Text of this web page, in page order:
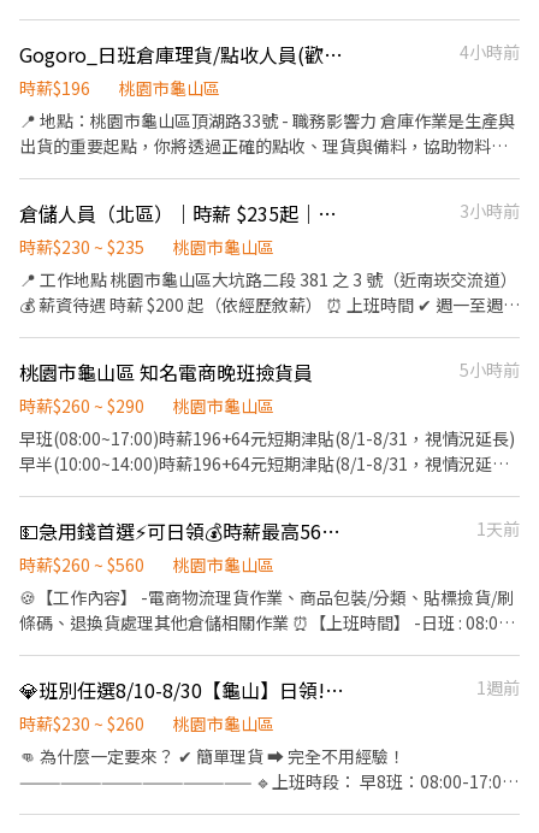
Gogoro_日班倉庫理貨/點收人員(歡迎暑期實習，提前體驗職場工作)
4小時前
時薪$196
桃園市龜山區
📍 地點：桃園市龜山區頂湖路33號 - 職務影響力 倉庫作業是生產與
出貨的重要起點，你將透過正確的點收、理貨與備料，協助物料準
運：使用手動或電動板車搬運物料，放置至指定儲位。 3. 備料與出
貨：依生產需求執行備料、發料，以及成品、半成品的包裝、出貨
與裝櫃作業。 4. 包材與庫存管理：整理包材、歸還空料架與空箱，
並配合年度盤點。 (以上工作內容將依實際作業需求分派，並視情況
(09:00-18:00) 2. 每月依出勤狀況發放獎金。 3. 每月獎金將併入計算
加班費。 - 資格條件 1. 歡迎具有學習熱忱、基礎算數能力，富有責
業，並依工作需求來回走動且負重(約15公斤)。 3. 若有需求可配合
公司安排平日或週六的加班。 - 薪資：30000/月，獎金另算 - 如有
興趣參加面試，歡迎來電聯絡 HR - Evelyn 電話：0967-196-726
倉儲人員（北區）｜時薪 $235起｜彈性排班 4 小時起
3小時前
時薪$230 ~ $235
桃園市龜山區
📍 工作地點 桃園市龜山區大坑路二段 381 之 3 號（近南崁交流道）
💰 薪資待遇 時薪 $200 起（依經歷敘薪） ⏰ 上班時間 ✔ 週一至週五
件） ✔ 撿貨、包裝、出貨 ✔ 協助調撥與退貨檢驗 🎁 福利 ✔ 勞健保
完整、勞退 6% 提撥 ✔ 排班滿 6 小時提供午餐 🍱 ✔ 試用期通過
後，依表現調整時薪 ✔ 試用期通過後，享三節獎金 👉 無經驗可，
願意學習即可！ 📩 歡迎私訊／投遞履歷
桃園市龜山區 知名電商晚班撿貨員
5小時前
時薪$260 ~ $290
桃園市龜山區
早班(08:00~17:00)時薪196+64元短期津貼(8/1-8/31，視情況延長)
早半(10:00~14:00)時薪196+64元短期津貼(8/1-8/31，視情況延長)
短期津貼(8/1-8/31，視情況延長) - 電商理貨小幫手，簡單貼標籤裝
箱分類，撿貨、上架、包裝、進出貨 上下班時間固定免加班、4H /
8H 班別任選 免經驗，時薪制、周休二日（排班制） 電商龍頭工作
時數穩定
💵急用錢首選⚡可日領💰時薪最高560⏰短時數🚀龜山理貨🔥快速報到👥二度就業可
1天前
時薪$260 ~ $560
桃園市龜山區
🍪【工作內容】 -電商物流理貨作業、商品包裝/分類、貼標撿貨/刷
條碼、退換貨處理其他倉儲相關作業 ⏰【上班時間】 -日班 : 08:00-
遇】 -日班$260元/H -夜班$280元/H 🗓️【休假方式】 -排休 📌【上
班地區】 -桃園市龜山區文信路 🎁【福利制度】🎁 -油資補助 -------
---------------------------- 找工作不等人！點擊下方應徵⬇️ 1️⃣ 私訊
平台 直接詢問 2️⃣官方 🔗：https://lin.ee/xNbSanF 💬 留言：「姓
💎班別任選8/10-8/30【龜山】日領!單日報班💎🚀
1週前
時薪$230 ~ $260
桃園市龜山區
👊 為什麼一定要來？ ✔ 簡單理貨 ➡ 完全不用經驗！
————————————————— 🔹上班時段： 早8班：08:00-17:00